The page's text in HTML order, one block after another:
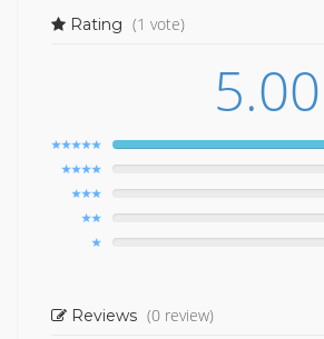
Rating (1 vote)
5.00
Reviews (0 review)